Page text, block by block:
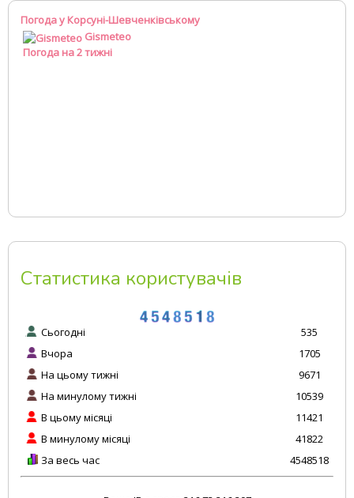
Погода у Корсуні-Шевченківському
Gismeteo
Погода на 2 тижні
Статистика користувачів
Сьогодні
Вчора
На цьому тижні
На минулому тижні
В цьому місяці
В минулому місяці
За весь час
535
1705
9671
10539
11421
41822
4548518